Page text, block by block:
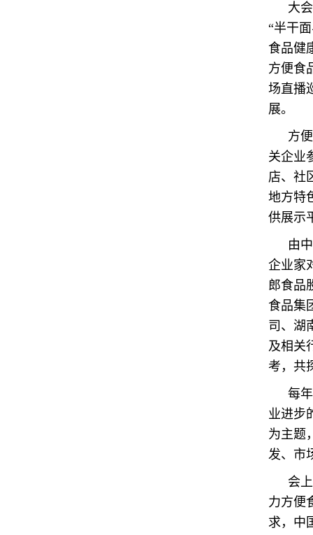
大
“半干
食品健
方便食
场直播
展。
方
关企业
店、社
地方特
供展示
由
企业家
郎食品
食品集
司、湖
及相关
考，共
每
业进步
为主题
发、市
会
力方便
求，中